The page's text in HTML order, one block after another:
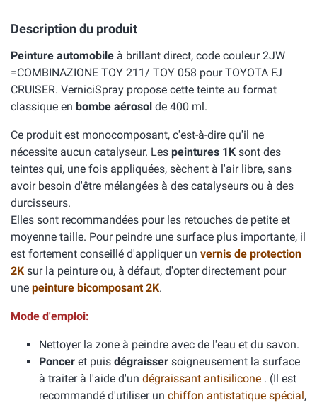
Description du produit
Peinture automobile à brillant direct, code couleur 2JW
=COMBINAZIONE TOY 211/ TOY 058 pour TOYOTA FJ
CRUISER. VerniciSpray propose cette teinte au format
classique en bombe aérosol de 400 ml.
Ce produit est monocomposant, c'est-à-dire qu'il ne
nécessite aucun catalyseur. Les peintures 1K sont des
teintes qui, une fois appliquées, sèchent à l'air libre, sans
avoir besoin d'être mélangées à des catalyseurs ou à des
durcisseurs.
Elles sont recommandées pour les retouches de petite et
moyenne taille. Pour peindre une surface plus importante, il
est fortement conseillé d'appliquer un vernis de protection
2K sur la peinture ou, à défaut, d'opter directement pour
une peinture bicomposant 2K.
Mode d'emploi:
Nettoyer la zone à peindre avec de l'eau et du savon.
Poncer et puis dégraisser soigneusement la surface
à traiter à l'aide d'un dégraissant antisilicone . (Il est
recommandé d'utiliser un chiffon antistatique spécial,